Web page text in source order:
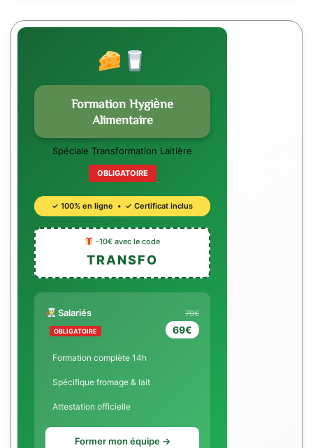
Formation Hygiène
Alimentaire
Spéciale Transformation Laitière
OBLIGATOIRE
✓ 100% en ligne • ✓ Certificat inclus
-10€ avec le code
TRANSFO
Salariés
OBLIGATOIRE
79€
69€
Formation complète 14h
Spécifique fromage & lait
Attestation officielle
Former mon équipe →